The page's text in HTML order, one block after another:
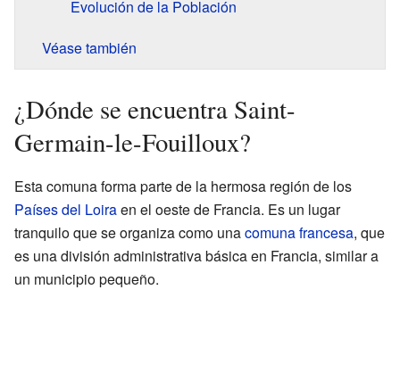
Evolución de la Población
Véase también
¿Dónde se encuentra Saint-
Germain-le-Fouilloux?
Esta comuna forma parte de la hermosa región de los
Países del Loiraen el oeste de Francia. Es un lugar
tranquilo que se organiza como unacomuna francesa, que
es una división administrativa básica en Francia, similar a
un municipio pequeño.